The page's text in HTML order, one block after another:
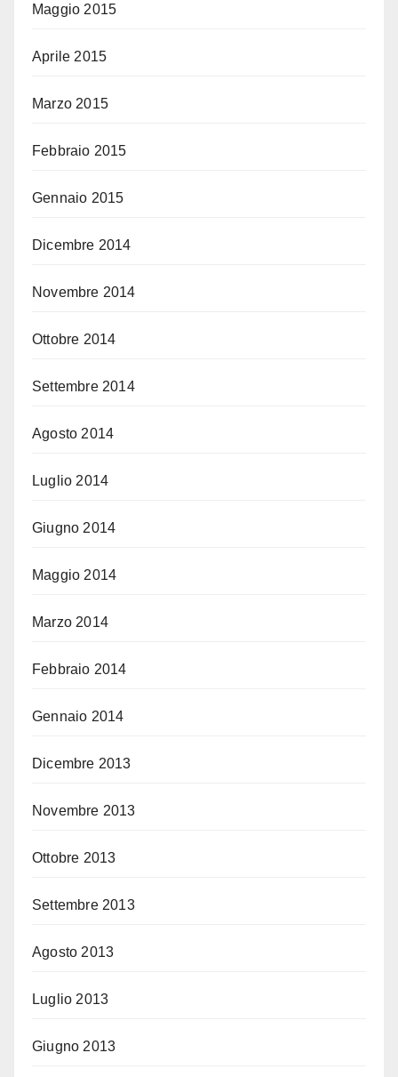
Maggio 2015
Aprile 2015
Marzo 2015
Febbraio 2015
Gennaio 2015
Dicembre 2014
Novembre 2014
Ottobre 2014
Settembre 2014
Agosto 2014
Luglio 2014
Giugno 2014
Maggio 2014
Marzo 2014
Febbraio 2014
Gennaio 2014
Dicembre 2013
Novembre 2013
Ottobre 2013
Settembre 2013
Agosto 2013
Luglio 2013
Giugno 2013